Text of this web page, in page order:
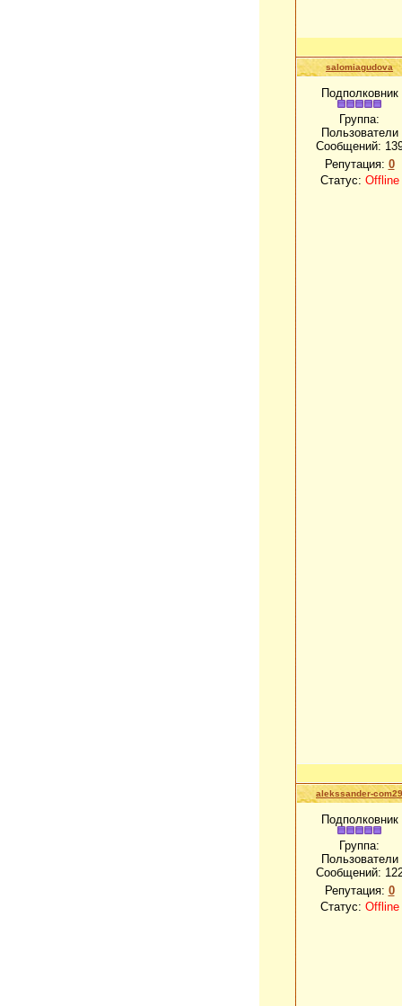
salomiagudova
Подполковник
Группа:
Пользователи
Сообщений:
Репутация: 0
Статус: Offline
alekssander-com29
Подполковник
Группа:
Пользователи
Сообщений:
Репутация: 0
Статус: Offline